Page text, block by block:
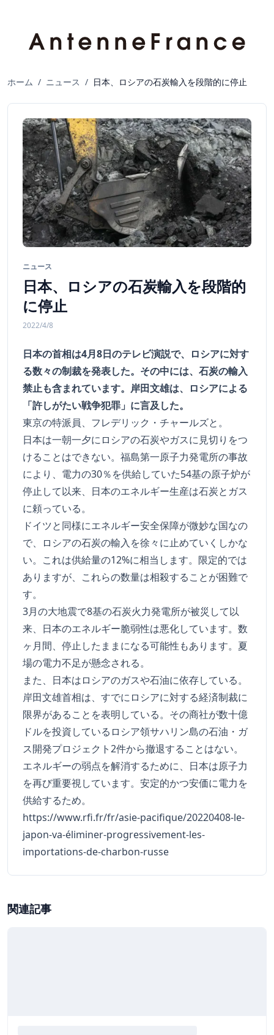
ホーム / ニュース / 日本、ロシアの石炭輸入を段階的に停止
ニュース
日本、ロシアの石炭輸入を段階的
に停止
2022/4/8
日本の首相は4月8日のテレビ演説で、ロシアに対す
る数々の制裁を発表した。その中には、石炭の輸入
禁止も含まれています。岸田文雄は、ロシアによる
「許しがたい戦争犯罪」に言及した。
東京の特派員、フレデリック・チャールズと。
日本は一朝一夕にロシアの石炭やガスに見切りをつ
けることはできない。福島第一原子力発電所の事故
により、電力の30％を供給していた54基の原子炉が
停止して以来、日本のエネルギー生産は石炭とガス
に頼っている。
ドイツと同様にエネルギー安全保障が微妙な国なの
で、ロシアの石炭の輸入を徐々に止めていくしかな
い。これは供給量の12%に相当します。限定的では
ありますが、これらの数量は相殺することが困難で
す。
3月の大地震で8基の石炭火力発電所が被災して以
来、日本のエネルギー脆弱性は悪化しています。数
ヶ月間、停止したままになる可能性もあります。夏
場の電力不足が懸念される。
また、日本はロシアのガスや石油に依存している。
岸田文雄首相は、すでにロシアに対する経済制裁に
限界があることを表明している。その商社が数十億
ドルを投資しているロシア領サハリン島の石油・ガ
ス開発プロジェクト2件から撤退することはない。
エネルギーの弱点を解消するために、日本は原子力
を再び重要視しています。安定的かつ安価に電力を
供給するため。
https://www.rfi.fr/fr/asie-pacifique/20220408-le-
japon-va-éliminer-progressivement-les-
importations-de-charbon-russe
関連記事